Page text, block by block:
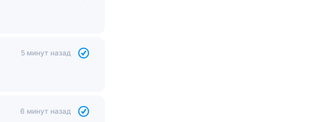
5 минут назад
6 минут назад